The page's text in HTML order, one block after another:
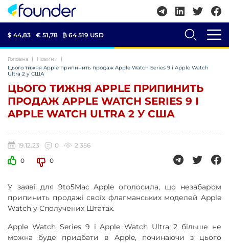
$ 44,83 € 51,78 ₿ 64 519 USD
Головна
Новини
Цього тижня Apple припинить продаж Apple Watch Series 9 і Apple Watch
Ultra 2 у США
ЦЬОГО ТИЖНЯ APPLE ПРИПИНИТЬ
ПРОДАЖ APPLE WATCH SERIES 9 І
APPLE WATCH ULTRA 2 У США
19.12.23 0
2 356
0
0
У заяві для 9to5Mac Apple оголосила, що незабаром
припинить продажі своїх флагманських моделей Apple
Watch у Сполучених Штатах.
Apple Watch Series 9 і Apple Watch Ultra 2 більше не
можна буде придбати в Apple, починаючи з цього